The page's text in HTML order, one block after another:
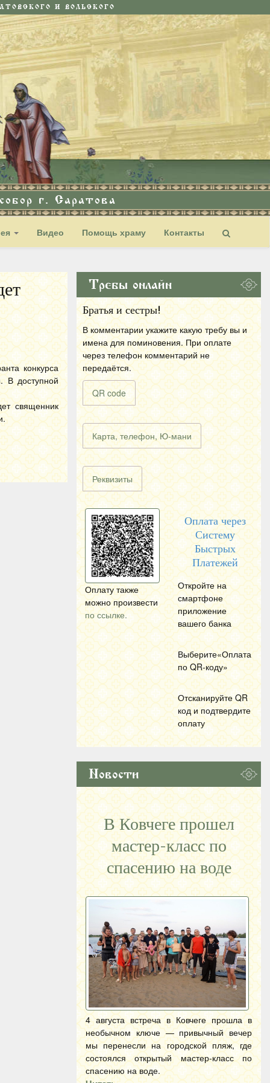
И ВОЛЬСКОГО
г. Саратова
Видео Помощь храму Контакты
конкурса
В доступной
священник
Требы онлайн
Братья и сестры!
В комментарии укажите какую требу вы и
имена для поминовения. При оплате
через телефон комментарий не
передаётся.
QR code
Карта, телефон, Ю-мани
Реквизиты
Оплату также
можно произвести
по ссылке.
Оплата через
Систему
Быстрых
Платежей
Откройте на
смартфоне
приложение
вашего банка
Выберите«Оплата
по QR-коду»
Отсканируйте QR
код и подтвердите
оплату
Новости
В Ковчеге прошел
мастер-класс по
спасению на воде
4 августа встреча в Ковчеге прошла в
необычном ключе — привычный вечер
мы перенесли на городской пляж, где
состоялся открытый мастер-класс по
спасению на воде.